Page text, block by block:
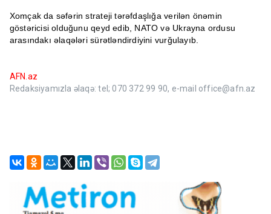
Xomçak da səfərin strateji tərəfdaşlığa verilən önəmin
göstəricisi olduğunu qeyd edib, NATO və Ukrayna ordusu
arasındakı əlaqələri sürətləndirdiyini vurğulayıb.
AFN.az
Redaksiyamızla əlaqə: tel; 070 372 99 90, e-mail office@afn.az